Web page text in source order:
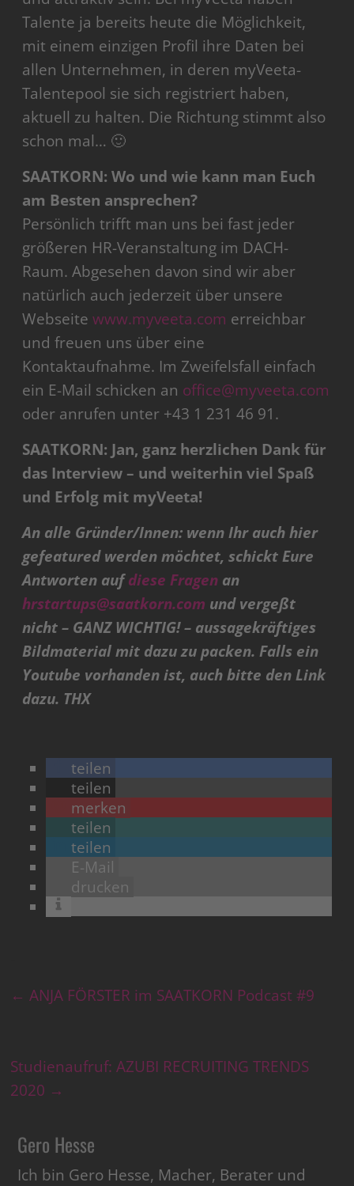
Talente ja bereits heute die Möglichkeit,
mit einem einzigen Profil ihre Daten bei
allen Unternehmen, in deren myVeeta-
Talentepool sie sich registriert haben,
aktuell zu halten. Die Richtung stimmt also
schon mal… 🙂
SAATKORN: Wo und wie kann man Euch
am Besten ansprechen?
Persönlich trifft man uns bei fast jeder
größeren HR-Veranstaltung im DACH-
Raum. Abgesehen davon sind wir aber
natürlich auch jederzeit über unsere
Webseitewww.myveeta.com erreichbar
und freuen uns über eine
Kontaktaufnahme. Im Zweifelsfall einfach
ein E-Mail schicken an office@myveeta.com
oder anrufen unter +43 1 231 46 91.
SAATKORN: Jan, ganz herzlichen Dank für
das Interview – und weiterhin viel Spaß
und Erfolg mit myVeeta!
An alle Gründer/Innen: wenn Ihr auch hier
gefeatured werden möchtet, schickt Eure
Antworten aufdiese Fragen an
hrstartups@saatkorn.com und vergeßt
nicht – GANZ WICHTIG! – aussagekräftiges
Bildmaterial mit dazu zu packen. Falls ein
Youtube vorhanden ist, auch bitte den Link
dazu. THX
teilen
teilen
merken
teilen
teilen
E-Mail
drucken
← ANJA FÖRSTER im SAATKORN Podcast #9
Studienaufruf: AZUBI RECRUITING TRENDS
2020 →
Gero Hesse
Ich bin Gero Hesse, Macher, Berater und